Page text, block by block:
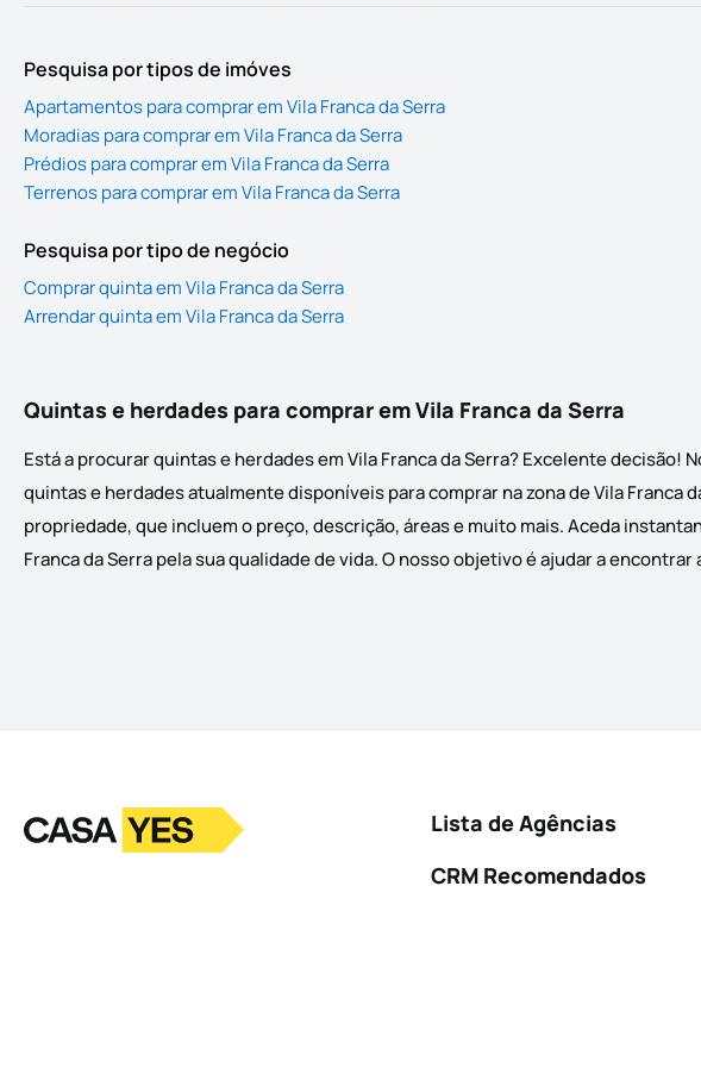
Pesquisa por tipos de imóves
Apartamentos para comprar em Vila Franca da Serra
Moradias para comprar em Vila Franca da Serra
Prédios para comprar em Vila Franca da Serra
Terrenos para comprar em Vila Franca da Serra
Pesquisa por tipo de negócio
Comprar quinta em Vila Franca da Serra
Arrendar quinta em Vila Franca da Serra
Quintas e herdades para comprar em Vila Franca da Serra
Está a procurar quintas e herdades em Vila Franca da Serra? Excelente decisão!
quintas e herdades atualmente disponíveis para comprar na zona de Vila
propriedade, que incluem o preço, descrição, áreas e muito mais. Aceda
Franca da Serra pela sua qualidade de vida. O nosso objetivo é ajudar a encontrar
LogoIr para a homepage
Lista de Agências
CRM Recomendados